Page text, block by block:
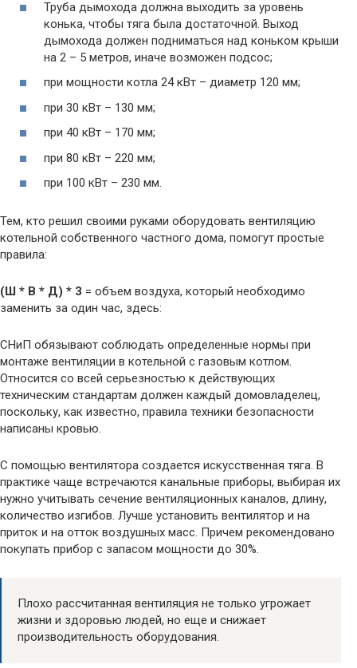
Труба дымохода должна выходить за уровень
конька, чтобы тяга была достаточной. Выход
дымохода должен подниматься над коньком крыши
на 2 – 5 метров, иначе возможен подсос;
при мощности котла 24 кВт – диаметр 120 мм;
при 30 кВт – 130 мм;
при 40 кВт – 170 мм;
при 80 кВт – 220 мм;
при 100 кВт – 230 мм.
Тем, кто решил своими руками оборудовать вентиляцию
котельной собственного частного дома, помогут простые
правила:
(Ш * В * Д) * 3 = объем воздуха, который необходимо
заменить за один час, здесь:
СНиП обязывают соблюдать определенные нормы при
монтаже вентиляции в котельной с газовым котлом.
Относится со всей серьезностью к действующих
техническим стандартам должен каждый домовладелец,
поскольку, как известно, правила техники безопасности
написаны кровью.
С помощью вентилятора создается искусственная тяга. В
практике чаще встречаются канальные приборы, выбирая их
нужно учитывать сечение вентиляционных каналов, длину,
количество изгибов. Лучше установить вентилятор и на
приток и на отток воздушных масс. Причем рекомендовано
покупать прибор с запасом мощности до 30%.
Плохо рассчитанная вентиляция не только угрожает
жизни и здоровью людей, но еще и снижает
производительность оборудования.